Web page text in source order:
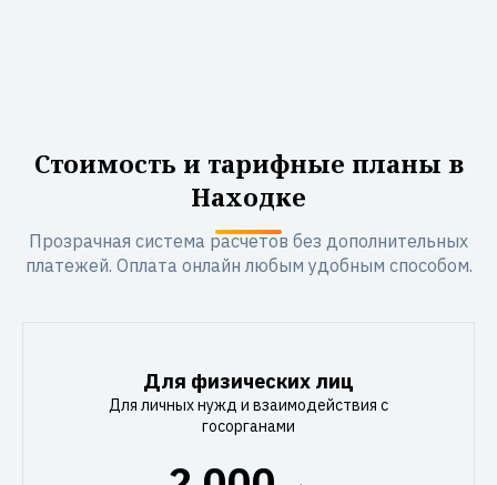
Стоимость и тарифные планы в
Находке
Прозрачная система расчетов без дополнительных
платежей. Оплата онлайн любым удобным способом.
Для физических лиц
Для личных нужд и взаимодействия с
госорганами